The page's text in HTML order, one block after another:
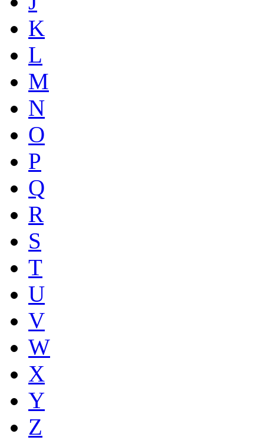
K
L
M
N
O
P
Q
R
S
T
U
V
W
X
Y
Z